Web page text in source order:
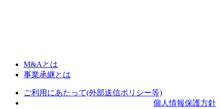
M&Aとは
事業承継とは
ご利用にあたって(外部送信ポリシー等)
個人情報保護方針